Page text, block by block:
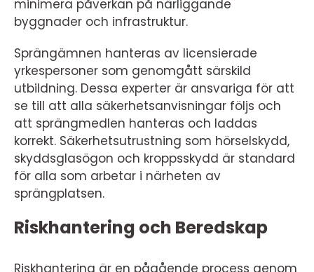
minimera påverkan på närliggande
byggnader och infrastruktur.
Sprängämnen hanteras av licensierade
yrkespersoner som genomgått särskild
utbildning. Dessa experter är ansvariga för att
se till att alla säkerhetsanvisningar följs och
att sprängmedlen hanteras och laddas
korrekt. Säkerhetsutrustning som hörselskydd,
skyddsglasögon och kroppsskydd är standard
för alla som arbetar i närheten av
sprängplatsen.
Riskhantering och Beredskap
Riskhantering är en pågående process genom